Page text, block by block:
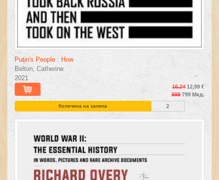
Putin's People : How
Belton, Catherine
2021
16,24 12,99 €
999 799 Мкд.
Количина на залиха 2